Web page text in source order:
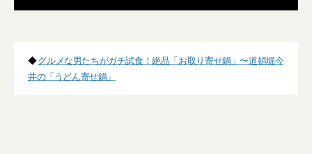
◆グルメな男たちがガチ試食！絶品「お取り寄せ鍋」〜道頓堀今
井の「うどん寄せ鍋」